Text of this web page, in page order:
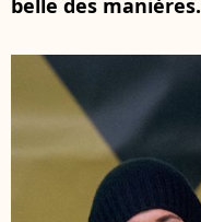
belle des manières.